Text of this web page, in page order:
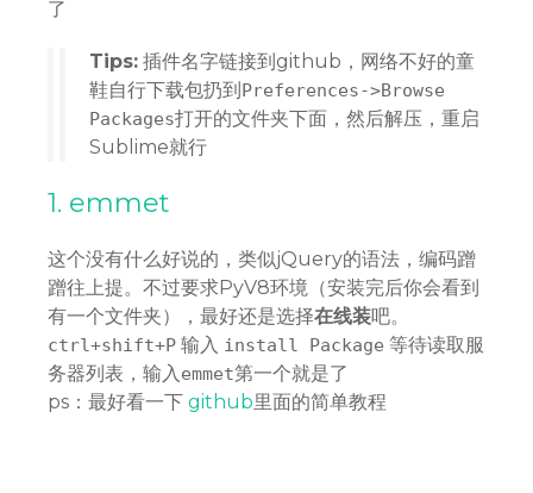
了
Tips: 插件名字链接到github，网络不好的童
鞋自行下载包扔到Preferences->Browse
Packages打开的文件夹下面，然后解压，重启
Sublime就行
1. emmet
这个没有什么好说的，类似jQuery的语法，编码蹭
蹭往上提。不过要求PyV8环境（安装完后你会看到
有一个文件夹），最好还是选择在线装吧。
ctrl+shift+P 输入 install Package 等待读取服
务器列表，输入 emmet第一个就是了
ps：最好看一下 github里面的简单教程